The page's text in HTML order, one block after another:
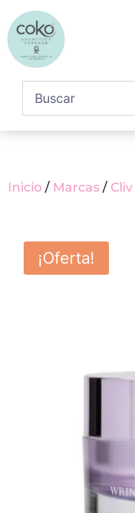
Inicio / Marcas / Cliv
¡Oferta!